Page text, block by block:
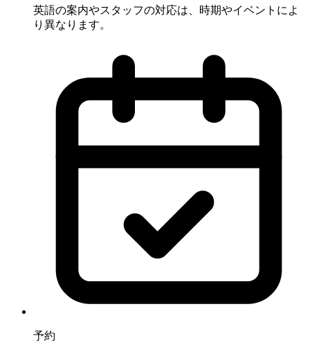
英語の案内やスタッフの対応は、時期やイベントによ
り異なります。
予約